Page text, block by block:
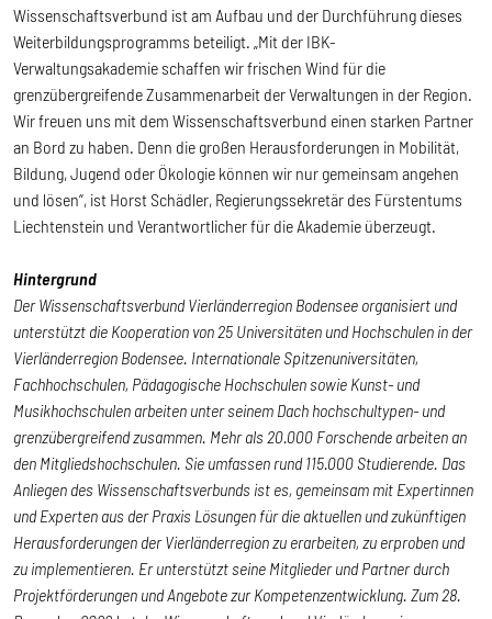
Wissenschaftsverbund ist am Aufbau und der Durchführung dieses
Weiterbildungsprogramms beteiligt. „Mit der IBK-
Verwaltungsakademie schaffen wir frischen Wind für die
grenzübergreifende Zusammenarbeit der Verwaltungen in der Region.
Wir freuen uns mit dem Wissenschaftsverbund einen starken Partner
an Bord zu haben. Denn die großen Herausforderungen in Mobilität,
Bildung, Jugend oder Ökologie können wir nur gemeinsam angehen
und lösen“, ist Horst Schädler, Regierungssekretär des Fürstentums
Liechtenstein und Verantwortlicher für die Akademie überzeugt.
Hintergrund
Der Wissenschaftsverbund Vierländerregion Bodensee organisiert und
unterstützt die Kooperation von 25 Universitäten und Hochschulen in der
Vierländerregion Bodensee. Internationale Spitzenuniversitäten,
Fachhochschulen, Pädagogische Hochschulen sowie Kunst- und
Musikhochschulen arbeiten unter seinem Dach hochschultypen- und
grenzübergreifend zusammen. Mehr als 20.000 Forschende arbeiten an
den Mitgliedshochschulen. Sie umfassen rund 115.000 Studierende. Das
Anliegen des Wissenschaftsverbunds ist es, gemeinsam mit Expertinnen
und Experten aus der Praxis Lösungen für die aktuellen und zukünftigen
Herausforderungen der Vierländerregion zu erarbeiten, zu erproben und
zu implementieren. Er unterstützt seine Mitglieder und Partner durch
Projektförderungen und Angebote zur Kompetenzentwicklung. Zum 28.